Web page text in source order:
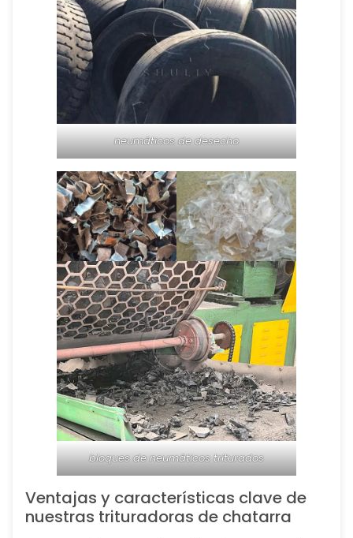
neumáticos de desecho
bloques de neumáticos triturados
Ventajas y características clave de
nuestras trituradoras de chatarra